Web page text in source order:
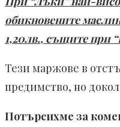
обикновените
1,20лв., същите при
Тези маржове в
предимство, но
Потърсихме за